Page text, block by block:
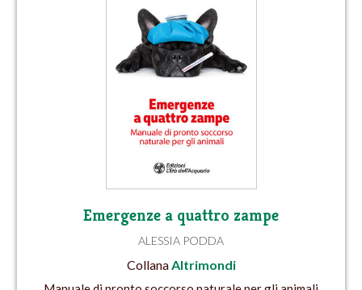
Emergenze a quattro zampe
ALESSIA PODDA
Collana Altrimondi